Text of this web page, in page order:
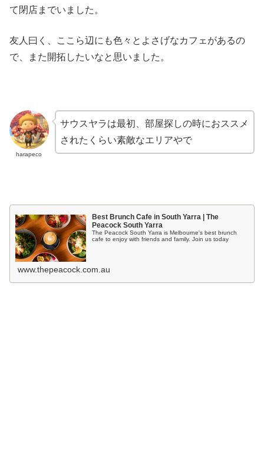
て閉店までいました。
友人曰く、ここら辺にも色々とよさげなカフェがあるの
で、また開拓したいなと思いました。
harapeco
サウスヤラは最初、部屋探しの時におススメ
されたくらい素敵なエリアやで
Best Brunch Cafe in South Yarra | The
Peacock South Yarra
The Peacock South Yarra is Melbourne's best brunch
cafe to enjoy with friends and family. Join us today
www.thepeacock.com.au